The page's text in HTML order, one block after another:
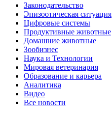
Законодательство
Эпизоотическая ситуация
Цифровые системы
Продуктивные животные
Домашние животные
Зообизнес
Наука и Технологии
Мировая ветеринария
Образование и карьера
Аналитика
Видео
Все новости